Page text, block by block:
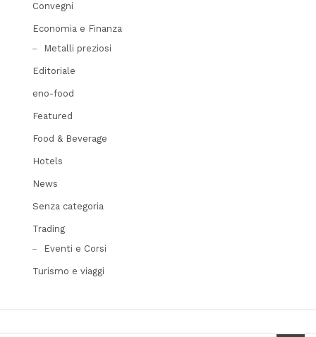
Convegni
Economia e Finanza
Metalli preziosi
Editoriale
eno-food
Featured
Food & Beverage
Hotels
News
Senza categoria
Trading
Eventi e Corsi
Turismo e viaggi